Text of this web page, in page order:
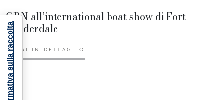
CRN all’international boat show di Fort
Lauderdale
LEGGI IN DETTAGLIO
Informativa sulla raccolta